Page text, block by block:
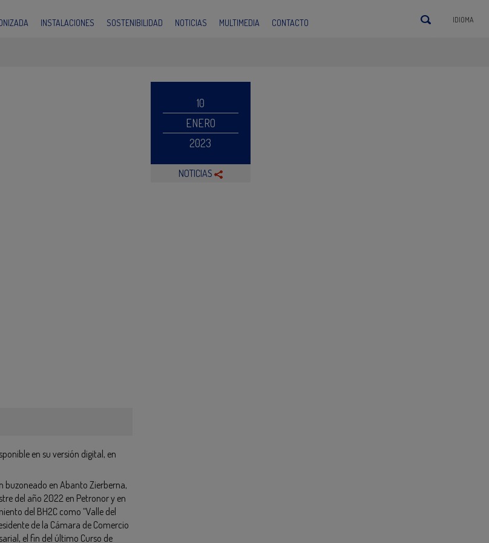
INSTALACIONES SOSTENIBILIDAD NOTICIAS MULTIMEDIA CONTACTO IDIOMA
en su versión digital, en
buzoneado en Abanto Zierberna,
del año 2022 en Petronor y en
del BH2C como “Valle del
de la Cámara de Comercio
el fin del último Curso de
10
ENERO
2023
NOTICIAS